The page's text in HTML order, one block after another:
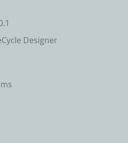
Designer